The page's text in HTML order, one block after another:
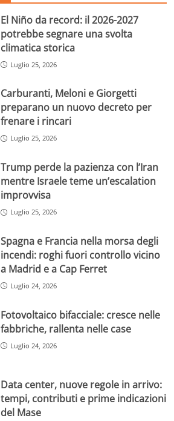
El Niño da record: il 2026-2027
potrebbe segnare una svolta
climatica storica
Luglio 25, 2026
Carburanti, Meloni e Giorgetti
preparano un nuovo decreto per
frenare i rincari
Luglio 25, 2026
Trump perde la pazienza con l’Iran
mentre Israele teme un’escalation
improvvisa
Luglio 25, 2026
Spagna e Francia nella morsa degli
incendi: roghi fuori controllo vicino
a Madrid e a Cap Ferret
Luglio 24, 2026
Fotovoltaico bifacciale: cresce nelle
fabbriche, rallenta nelle case
Luglio 24, 2026
Data center, nuove regole in arrivo:
tempi, contributi e prime indicazioni
del Mase